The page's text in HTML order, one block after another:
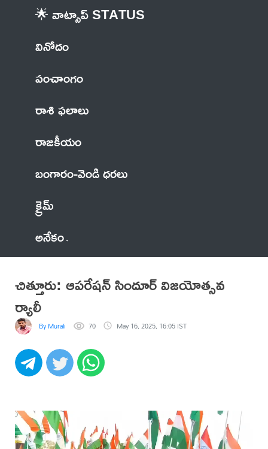
🌟 వాట్సాప్ STATUS
వినోదం
పంచాంగం
రాశి ఫలాలు
రాజకీయం
బంగారం-వెండి ధరలు
క్రైమ్
అనేకం
చిత్తూరు: ఆపరేషన్ సిందూర్ విజయోత్సవ
ర్యాలీ
By Murali 70 May 16, 2025, 16:05 IST